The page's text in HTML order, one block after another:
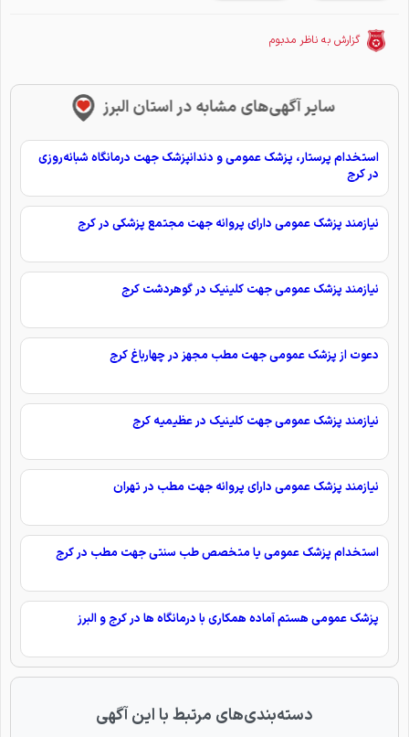
گزارش به ناظر مدبوم
سایر آگهی‌های مشابه در استان البرز
استخدام پرستار، پزشک عمومی و دندانپزشک جهت درمانگاه شبانه‌روزی
در کرج
نیازمند پزشک عمومی دارای پروانه جهت مجتمع پزشکی در کرج
نیازمند پزشک عمومی جهت کلینیک در گوهردشت کرج
دعوت از پزشک عمومی جهت مطب مجهز در چهارباغ کرج
نیازمند پزشک عمومی جهت کلینیک در عظیمیه کرج
نیازمند پزشک عمومی دارای پروانه جهت مطب در تهران
استخدام پزشک عمومی یا متخصص طب سنتی جهت مطب در کرج
پزشک عمومی هستم آماده همکاری با درمانگاه ‌ها در کرج و البرز
دسته‌بندی‌های مرتبط با این آگهی